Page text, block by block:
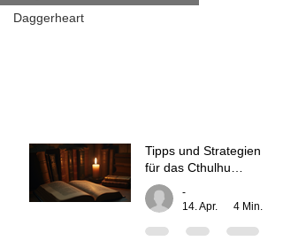
Daggerheart
Tipps und Strategien
für das Cthulhu
Rollenspiel
-
14. Apr.